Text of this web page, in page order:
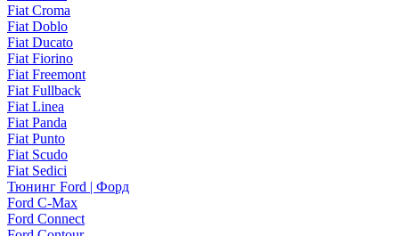
Fiat Croma
Fiat Doblo
Fiat Ducato
Fiat Fiorino
Fiat Freemont
Fiat Fullback
Fiat Linea
Fiat Panda
Fiat Punto
Fiat Scudo
Fiat Sedici
Тюнинг Ford | Форд
Ford C-Max
Ford Connect